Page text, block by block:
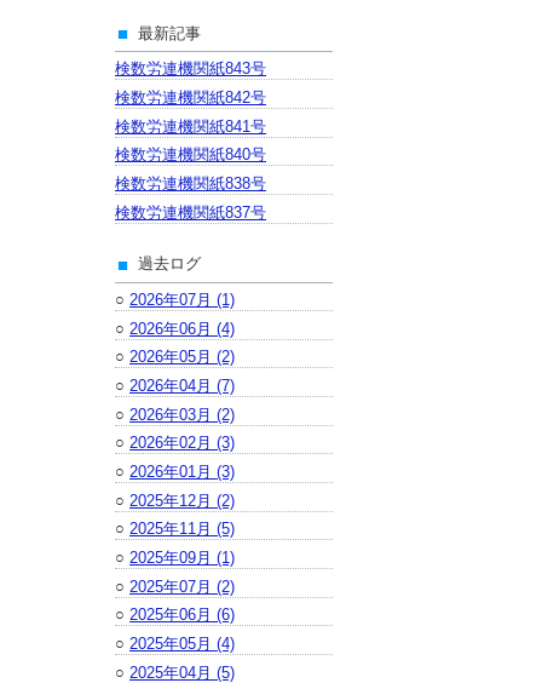
最新記事
検数労連機関紙843号
検数労連機関紙842号
検数労連機関紙841号
検数労連機関紙840号
検数労連機関紙838号
検数労連機関紙837号
過去ログ
○ 2026年07月 (1)
○ 2026年06月 (4)
○ 2026年05月 (2)
○ 2026年04月 (7)
○ 2026年03月 (2)
○ 2026年02月 (3)
○ 2026年01月 (3)
○ 2025年12月 (2)
○ 2025年11月 (5)
○ 2025年09月 (1)
○ 2025年07月 (2)
○ 2025年06月 (6)
○ 2025年05月 (4)
○ 2025年04月 (5)